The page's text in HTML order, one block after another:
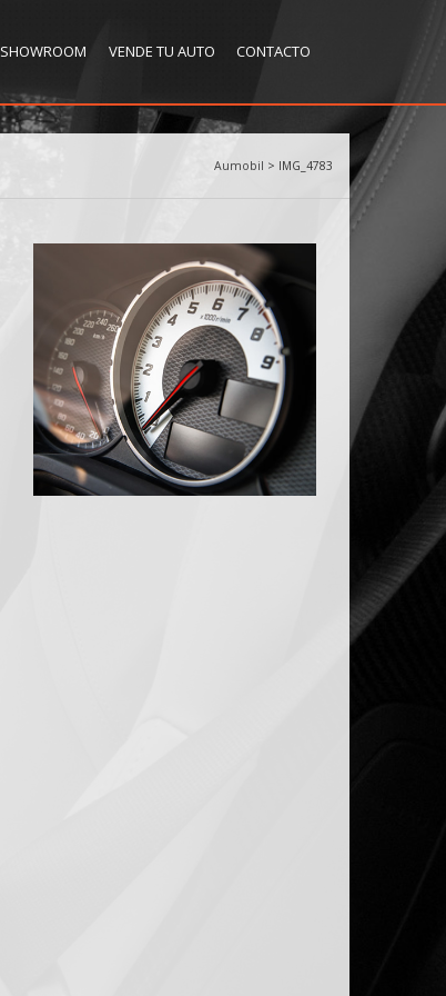
SHOWROOM VENDE TU AUTO CONTACTO
Aumobil > IMG_4783